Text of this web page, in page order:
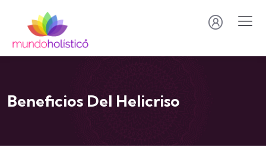
Beneficios Del Helicriso